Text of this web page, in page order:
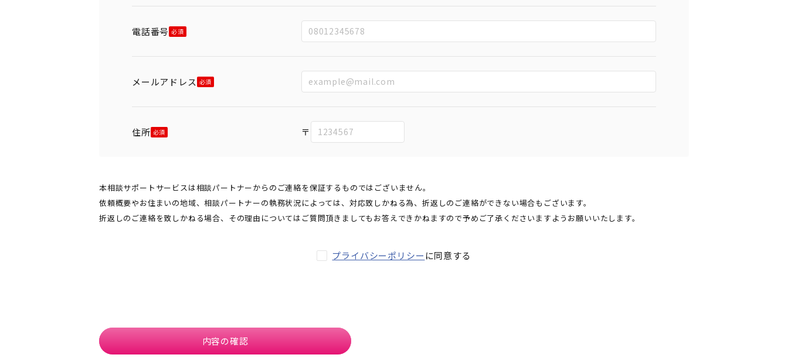
電話番号
メールアドレス
住所 〒
本相談サポートサービスは相談パートナーからのご連絡を保証するものではございません。
依頼概要やお住まいの地域、相談パートナーの執務状況によっては、対応致しかねる為、折返しのご連絡ができない場合もございます。
折返しのご連絡を致しかねる場合、その理由についてはご質問頂きましてもお答えできかねますので予めご了承くださいますようお願いいたします。
プライバシーポリシー に同意する
内容の確認